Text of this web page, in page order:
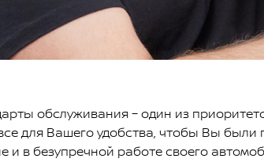
обслуживания – один из
для Вашего удобства, чтобы Вы
и в безупречной работе своего